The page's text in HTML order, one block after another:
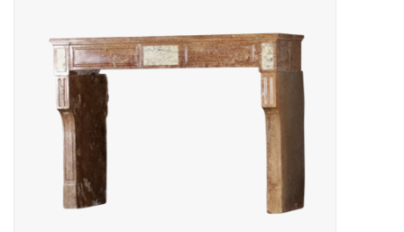
Decoratieve Outdoor
Objecten
Vloeren - Steen, Terra Cotta
& Marmer